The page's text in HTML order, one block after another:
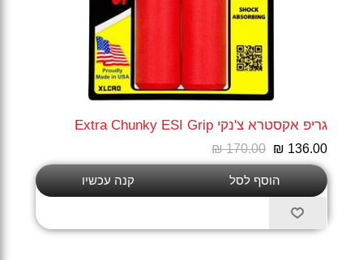
גריפ אקסטרא צ'נקי Extra Chunky ESI Grip
₪ 170.00 ₪ 136.00